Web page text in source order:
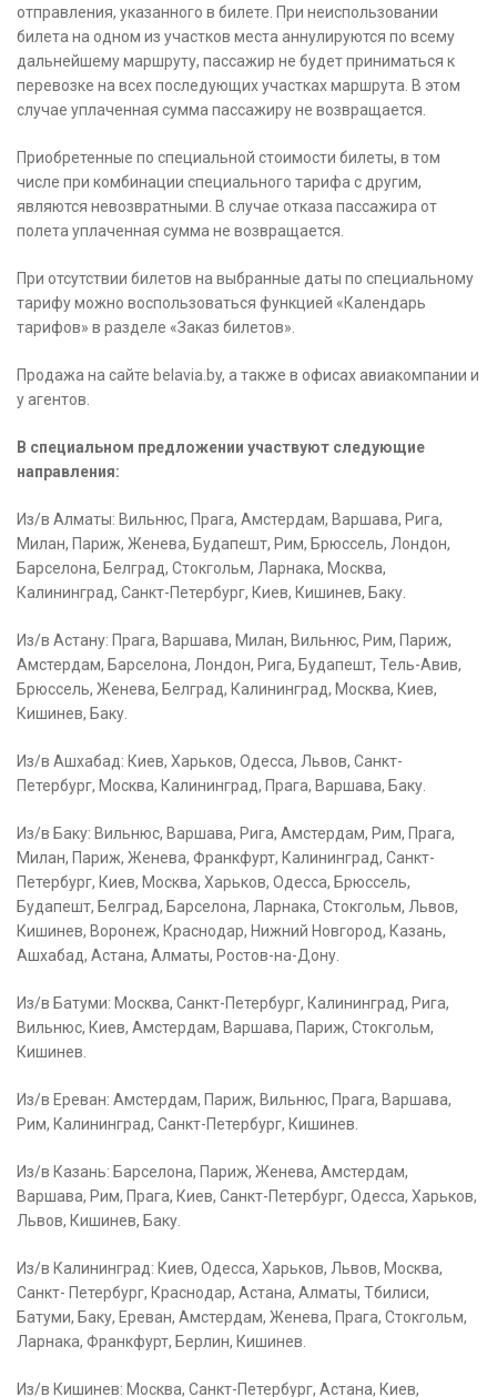
отправления, указанного в билете. При неиспользовании
билета на одном из участков места аннулируются по всему
дальнейшему маршруту, пассажир не будет приниматься к
перевозке на всех последующих участках маршрута. В этом
случае уплаченная сумма пассажиру не возвращается.
Приобретенные по специальной стоимости билеты, в том
числе при комбинации специального тарифа с другим,
являются невозвратными. В случае отказа пассажира от
полета уплаченная сумма не возвращается.
При отсутствии билетов на выбранные даты по специальному
тарифу можно воспользоваться функцией «Календарь
тарифов» в разделе «Заказ билетов».
Продажа на сайте belavia.by, а также в офисах авиакомпании и
у агентов.
В специальном предложении участвуют следующие
направления:
Из/в Алматы: Вильнюс, Прага, Амстердам, Варшава, Рига,
Милан, Париж, Женева, Будапешт, Рим, Брюссель, Лондон,
Барселона, Белград, Стокгольм, Ларнака, Москва,
Калининград, Санкт-Петербург, Киев, Кишинев, Баку.
Из/в Астану: Прага, Варшава, Милан, Вильнюс, Рим, Париж,
Амстердам, Барселона, Лондон, Рига, Будапешт, Тель-Авив,
Брюссель, Женева, Белград, Калининград, Москва, Киев,
Кишинев, Баку.
Из/в Ашхабад: Киев, Харьков, Одесса, Львов, Санкт-
Петербург, Москва, Калининград, Прага, Варшава, Баку.
Из/в Баку: Вильнюс, Варшава, Рига, Амстердам, Рим, Прага,
Милан, Париж, Женева, Франкфурт, Калининград, Санкт-
Петербург, Киев, Москва, Харьков, Одесса, Брюссель,
Будапешт, Белград, Барселона, Ларнака, Стокгольм, Львов,
Кишинев, Воронеж, Краснодар, Нижний Новгород, Казань,
Ашхабад, Астана, Алматы, Ростов-на-Дону.
Из/в Батуми: Москва, Санкт-Петербург, Калининград, Рига,
Вильнюс, Киев, Амстердам, Варшава, Париж, Стокгольм,
Кишинев.
Из/в Ереван: Амстердам, Париж, Вильнюс, Прага, Варшава,
Рим, Калининград, Санкт-Петербург, Кишинев.
Из/в Казань: Барселона, Париж, Женева, Амстердам,
Варшава, Рим, Прага, Киев, Санкт-Петербург, Одесса, Харьков,
Львов, Кишинев, Баку.
Из/в Калининград: Киев, Одесса, Харьков, Львов, Москва,
Санкт- Петербург, Краснодар, Астана, Алматы, Тбилиси,
Батуми, Баку, Ереван, Амстердам, Женева, Прага, Стокгольм,
Ларнака, Франкфурт, Берлин, Кишинев.
Из/в Кишинев: Москва, Санкт-Петербург, Астана, Киев,